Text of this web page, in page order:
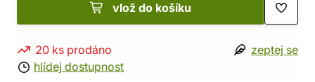
vlož do košíku
20 ks prodáno
hlídej dostupnost
zeptej se